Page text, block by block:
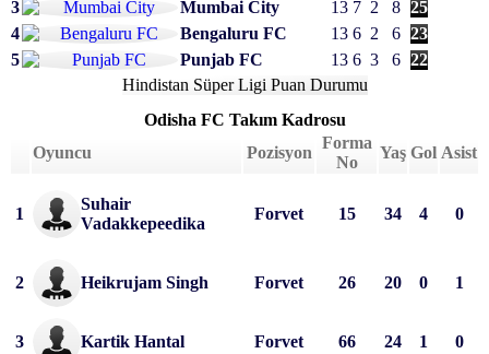
3
Mumbai City 13 7 2 8 25
4
Bengaluru FC 13 6 2 6 23
5
Punjab FC 13 6 3 6 22
Hindistan Süper Ligi Puan Durumu
Odisha FC Takım Kadrosu
Oyuncu
Pozisyon
Forma
No
Yaş Gol Asist
1
Suhair
Vadakkepeedika
Forvet 15 34 4 0
2 Heikrujam Singh Forvet 26 20 0 1
3 Kartik Hantal Forvet 66 24 1 0